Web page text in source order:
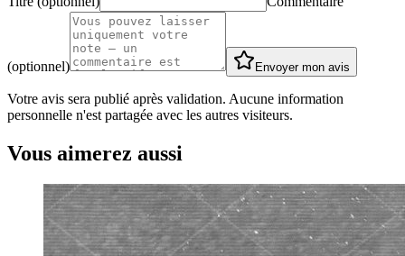
(optionnel) Envoyer mon avis
Votre avis sera publié après validation. Aucune information
personnelle n'est partagée avec les autres visiteurs.
Vous aimerez aussi